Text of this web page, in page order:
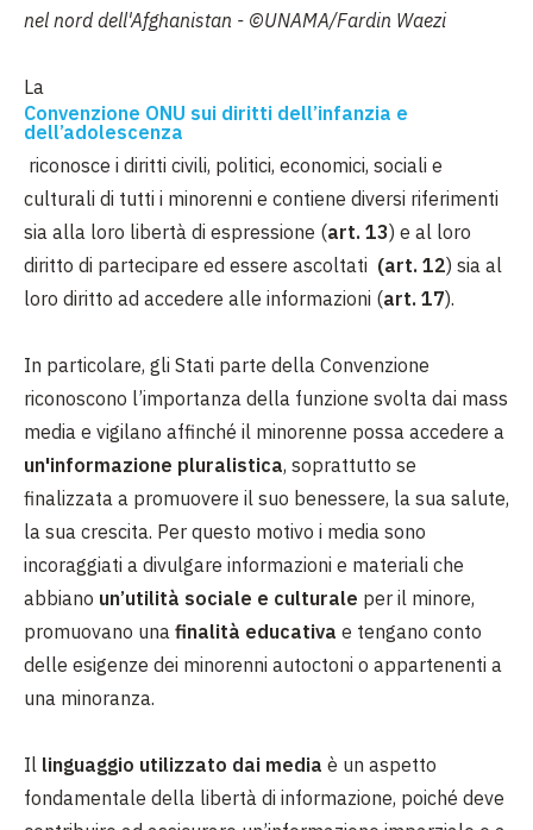
nel nord dell'Afghanistan - ©UNAMA/Fardin Waezi
La
Convenzione ONU sui diritti dell’infanzia e
dell’adolescenza
riconosce i diritti civili, politici, economici, sociali e
culturali di tutti i minorenni e contiene diversi riferimenti
sia alla loro libertà di espressione (art. 13) e al loro
diritto di partecipare ed essere ascoltati (art. 12) sia al
loro diritto ad accedere alle informazioni (art. 17).
In particolare, gli Stati parte della Convenzione
riconoscono l’importanza della funzione svolta dai mass
media e vigilano affinché il minorenne possa accedere a
un'informazione pluralistica, soprattutto se
finalizzata a promuovere il suo benessere, la sua salute,
la sua crescita. Per questo motivo i media sono
incoraggiati a divulgare informazioni e materiali che
abbiano un’utilità sociale e culturale per il minore,
promuovano una finalità educativa e tengano conto
delle esigenze dei minorenni autoctoni o appartenenti a
una minoranza.
Il linguaggio utilizzato dai media è un aspetto
fondamentale della libertà di informazione, poiché deve